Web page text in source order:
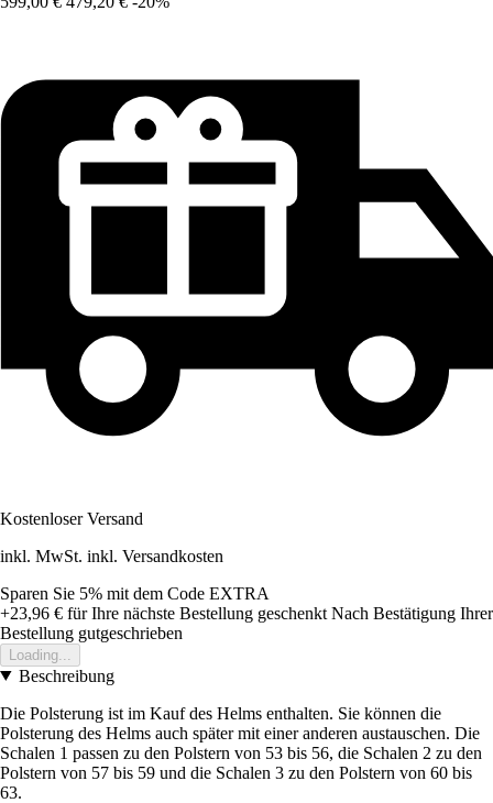
Kostenloser Versand
inkl. MwSt. inkl. Versandkosten
Sparen Sie 5% mit dem Code EXTRA
+23,96 € für Ihre nächste Bestellung geschenkt Nach Bestätigung Ihrer
Bestellung gutgeschrieben
Loading...
Beschreibung
Die Polsterung ist im Kauf des Helms enthalten. Sie können die
Polsterung des Helms auch später mit einer anderen austauschen. Die
Schalen 1 passen zu den Polstern von 53 bis 56, die Schalen 2 zu den
Polstern von 57 bis 59 und die Schalen 3 zu den Polstern von 60 bis
63.